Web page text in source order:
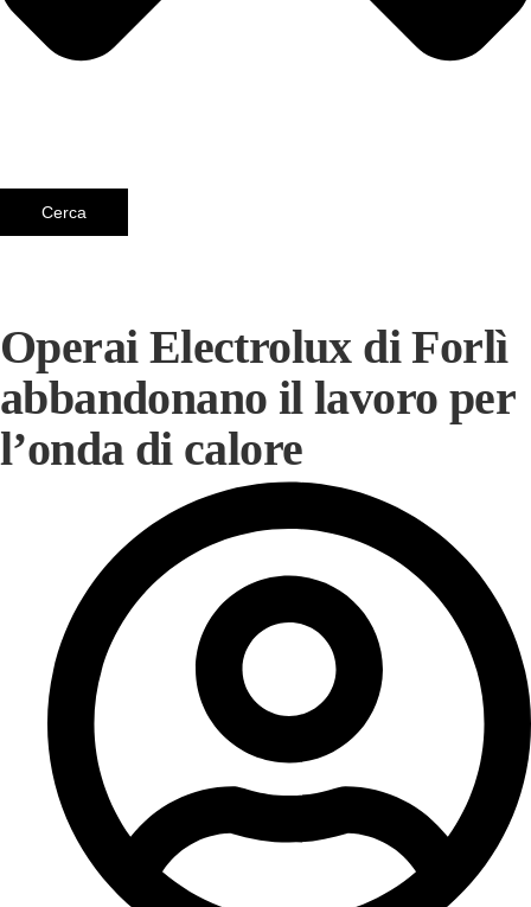
Cerca
Operai Electrolux di Forlì
abbandonano il lavoro per
l’onda di calore